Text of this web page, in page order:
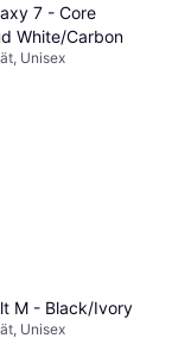
7 - Core
White/Carbon
Unisex
M - Black/Ivory
Unisex